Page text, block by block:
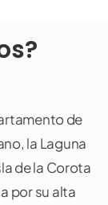
de
la Laguna
de la Corota
por su alta